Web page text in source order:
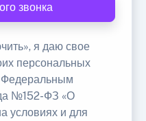
звонка
я даю свое
персональных
Федеральным
№152-ФЗ «О
условиях и для